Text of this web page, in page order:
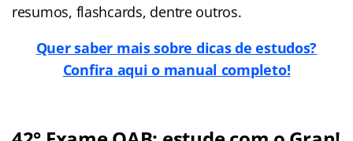
resumos, flashcards, dentre outros.
Quer saber mais sobre dicas de estudos?
Confira aqui o manual completo!